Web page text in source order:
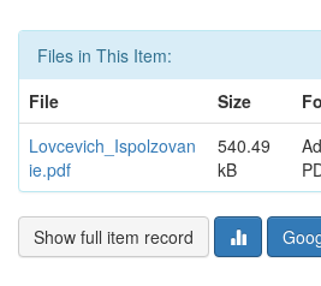
Files in This Item:
File
Size
Lovcevich_Ispolzovan
ie.pdf
540.49
kB
Show full item record